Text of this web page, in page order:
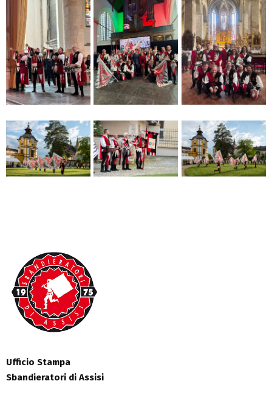
Ufficio Stampa
Sbandieratori di Assisi